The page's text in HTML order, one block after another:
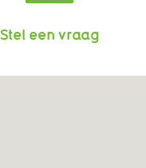
Stel een vraag